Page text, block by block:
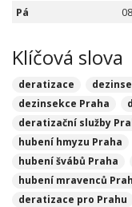
Pá
Klíčová slova
deratizace
dezinsekce Praha
deratizační služby
hubení hmyzu Praha
hubení švábů Praha
hubení mravenců
deratizace pro Prahu